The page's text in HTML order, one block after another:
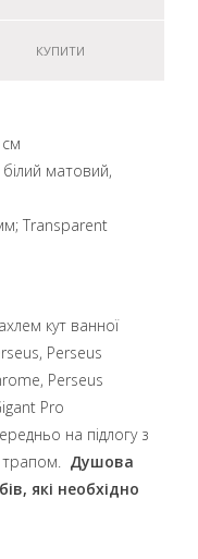
КУПИТИ
матовий,
Transparent
кут ванної
Perseus
Perseus
Pro
на підлогу з
Душова
які необхідно